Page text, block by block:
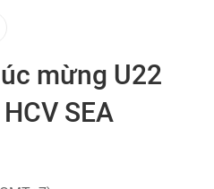
mừng U22
SEA